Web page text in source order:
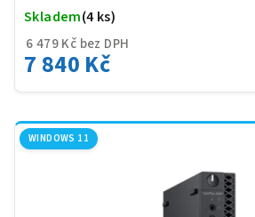
6 479 Kč bez DPH
7 840 Kč
Skladem(4 ks)
WINDOWS 11